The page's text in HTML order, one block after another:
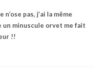
pas, j’ai la même
un minuscule orvet me fait
!!